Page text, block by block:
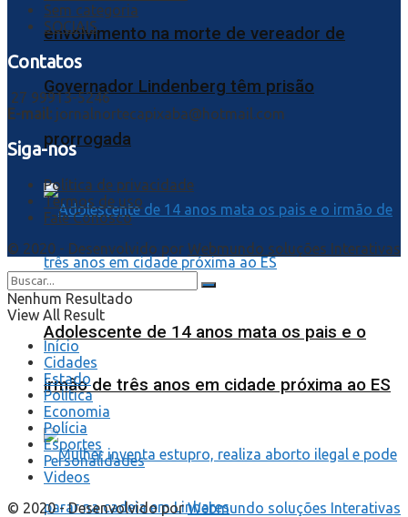
envolvimento na morte de vereador de
Governador Lindenberg têm prisão
prorrogada
Adolescente de 14 anos mata os pais e o
irmão de três anos em cidade próxima ao ES
Sem categoria
SOCIAIS
Contatos
27 99913-5246
E-mail: jornalnortecapixaba@hotmail.com
Siga-nos
Política de privacidade
Termos de uso
Fale Conosco
© 2020 - Desenvolvido por Webmundo soluções Interativas
Nenhum Resultado
View All Result
Início
Cidades
Estado
Política
Economia
Polícia
Esportes
Personalidades
Videos
© 2020 - Desenvolvido porWebmundo soluções Interativas